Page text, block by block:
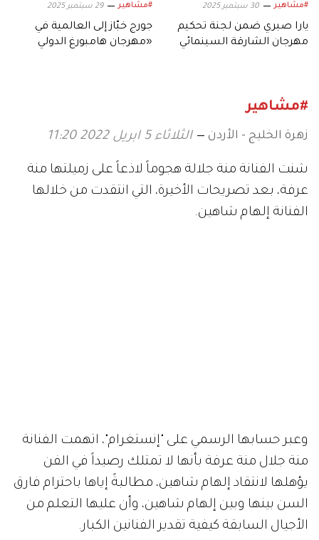
#مشاهير 30 سبتمبر 2025
يارا صبري ضمن لجنة تحكيم
مهرجان الشارقة السينمائي
#مشاهير 29 سبتمبر 2025
جورج خبّاز إلى العالمية في
«مهرجان هامبورغ الدولي
#مشاهير
زهرة الخليج - الأردن الثلاثاء 5 ابريل 2022 11:20
شنت الفنانة منة جلالة هجوماً لاذعاً على زميلتها منة
عرفة، بعد تصريحات الأخيرة، التي انتقدت من خلالها
الفنانة إلهام شاهين.
وعبر حسابها الرسمي على "إنستغرام"، اتهمت الفنانة
منة جلال منة عرفة بأنها لا تمتلك رصيداً في الفن
يؤهلها لانتقاد إلهام شاهين، مطالبةً إياها باحترام فارق
السن بينها وبين إلهام شاهين، وأن عليها التعلم من
الأجيال السابقة كيفية تقدير الفنانين الكبار.